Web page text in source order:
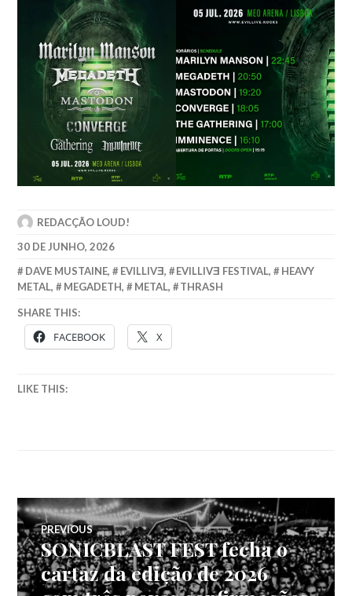
REDACÇÃO LOUD!
30 DE JUNHO, 2026
DAVE MUSTAINE, EVILLIVƎ, EVILLIVƎ FESTIVAL,
HEAVY
METAL, MEGADETH, METAL, THRASH
SHARE THIS:
FACEBOOK X
LIKE THIS:
Navegação
de
PREVIOUS
Previous
post:
SONICBLAST FEST fecha o
cartaz da edição de 2026